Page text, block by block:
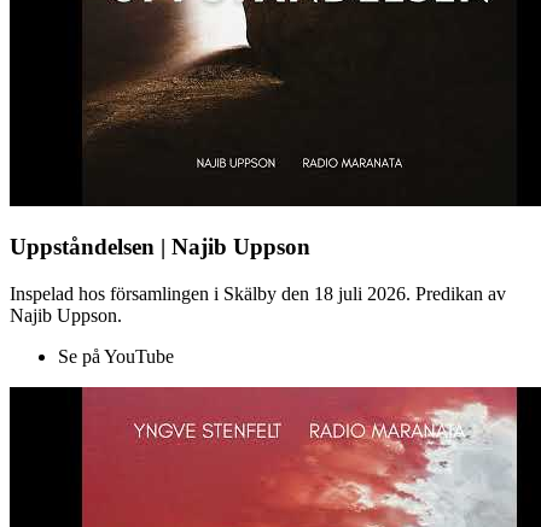
Uppståndelsen | Najib Uppson
Inspelad hos församlingen i Skälby den 18 juli 2026. Predikan av
Najib Uppson.
Se på YouTube